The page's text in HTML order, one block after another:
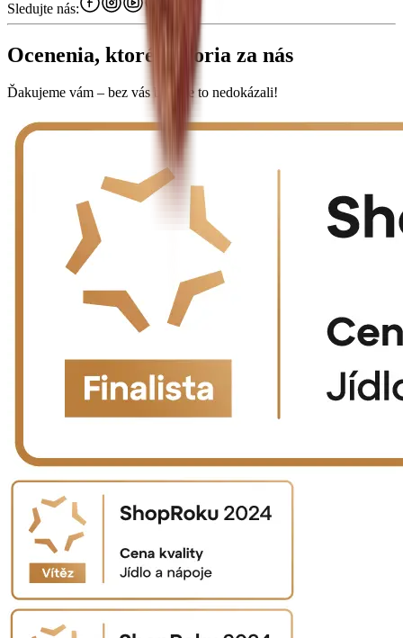
Sledujte nás:
Ocenenia, ktoré hovoria za nás
Ďakujeme vám – bez vás by sme to nedokázali!